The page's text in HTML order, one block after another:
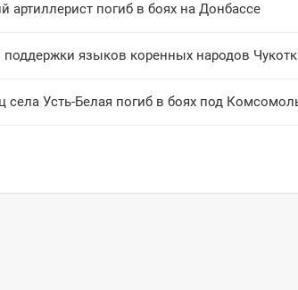
артиллерист погиб в боях на Донбассе
языков коренных народов
села Усть-Белая погиб в боях под